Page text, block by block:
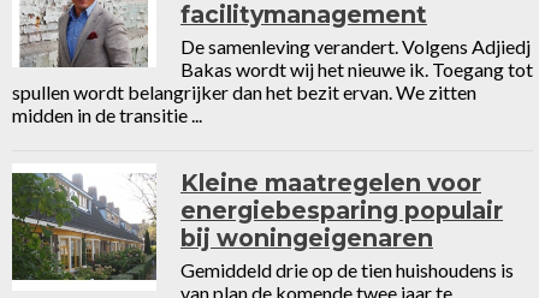
facilitymanagement
De samenleving verandert. Volgens Adjiedj
Bakas wordt wij het nieuwe ik. Toegang tot
spullen wordt belangrijker dan het bezit ervan. We zitten
midden in de transitie ...
Kleine maatregelen voor
energiebesparing populair
bij woningeigenaren
Gemiddeld drie op de tien huishoudens is
van plan de komende twee jaar te